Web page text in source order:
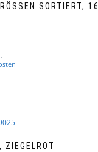
SORTIERT, 16 S
ZIEGELROT